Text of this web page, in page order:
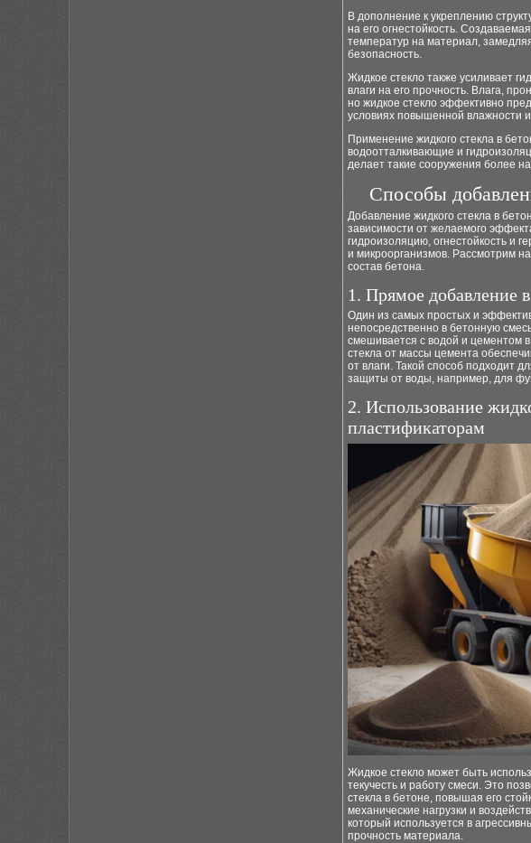
В дополнение к укреплению
на его огнестойкость.
температур на материал,
безопасность.
Жидкое стекло также усиливает
влаги на его прочность. Влага,
но жидкое стекло эффективно
условиях повышенной влажности
Применение жидкого стекла в
водоотталкивающие и
делает такие сооружения более
Способы
Добавление жидкого стекла в
зависимости от желаемого
гидроизоляцию, огнестойкость и
и микроорганизмов. Рассмотрим
состав бетона.
1. Прямое добавление
Один из самых простых и
непосредственно в бетонную
смешивается с водой и цементом
стекла от массы цемента
от влаги. Такой способ подходит
защиты от воды, например, для
2. Использование
пластификаторам
Жидкое стекло может быть
текучесть и работу смеси. Это
стекла в бетоне, повышая его
механические нагрузки и
который используется в
прочность материала.